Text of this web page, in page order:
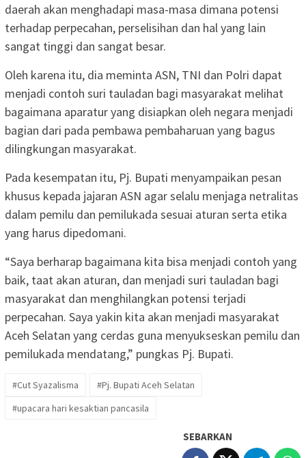
daerah akan menghadapi masa-masa dimana potensi
terhadap perpecahan, perselisihan dan hal yang lain
sangat tinggi dan sangat besar.
Oleh karena itu, dia meminta ASN, TNI dan Polri dapat
menjadi contoh suri tauladan bagi masyarakat melihat
bagaimana aparatur yang disiapkan oleh negara menjadi
bagian dari pada pembawa pembaharuan yang bagus
dilingkungan masyarakat.
Pada kesempatan itu, Pj. Bupati menyampaikan pesan
khusus kepada jajaran ASN agar selalu menjaga netralitas
dalam pemilu dan pemilukada sesuai aturan serta etika
yang harus dipedomani.
“Saya berharap bagaimana kita bisa menjadi contoh yang
baik, taat akan aturan, dan menjadi suri tauladan bagi
masyarakat dan menghilangkan potensi terjadi
perpecahan. Saya yakin kita akan menjadi masyarakat
Aceh Selatan yang cerdas guna menyukseskan pemilu dan
pemilukada mendatang,” pungkas Pj. Bupati.
#Cut Syazalisma
#Pj. Bupati Aceh Selatan
#upacara hari kesaktian pancasila
SEBARKAN